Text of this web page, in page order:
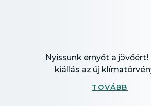
Nyissunk ernyőt a jövőért!
kiállás az új
TOVÁBB